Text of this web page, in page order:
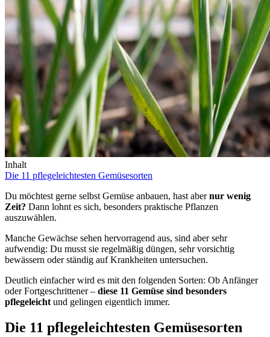
Inhalt
Die 11 pflegeleichtesten Gemüsesorten
Du möchtest gerne selbst Gemüse anbauen, hast abernur wenig
Zeit? Dann lohnt es sich, besonders praktische Pflanzen
auszuwählen.
Manche Gewächse sehen hervorragend aus, sind aber sehr
aufwendig: Du musst sie regelmäßig düngen, sehr vorsichtig
bewässern oder ständig auf Krankheiten untersuchen.
Deutlich einfacher wird es mit den folgenden Sorten: Ob Anfänger
oder Fortgeschrittener – diese 11 Gemüse sind besonders
pflegeleicht und gelingen eigentlich immer.
Die 11 pflegeleichtesten Gemüsesorten